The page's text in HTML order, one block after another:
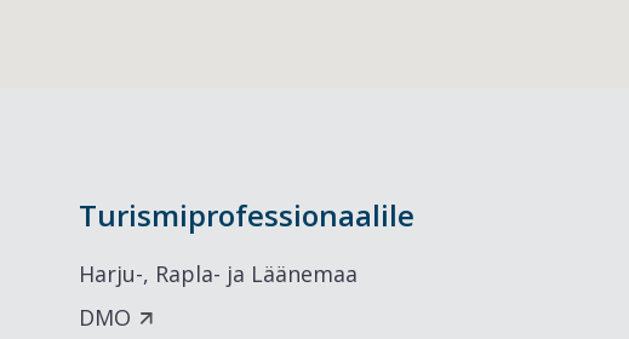
Turismiprofessionaalile
Harju-, Rapla- ja Läänemaa
DMO